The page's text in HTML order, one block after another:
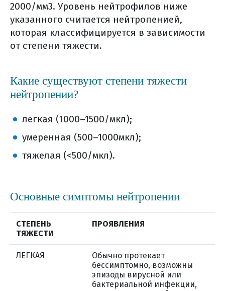
2000/мм3. Уровень нейтрофилов ниже
указанного считается нейтропенией,
которая классифицируется в зависимости
от степени тяжести.
Какие существуют степени тяжести
нейтропении?
легкая (1000–1500/мкл);
умеренная (500–1000мкл);
тяжелая (<500/мкл).
Основные симптомы нейтропении
СТЕПЕНЬ
ТЯЖЕСТИ
ПРОЯВЛЕНИЯ
ЛЕГКАЯ
Обычно протекает
бессимптомно, возможны
эпизоды вирусной или
бактериальной инфекции,